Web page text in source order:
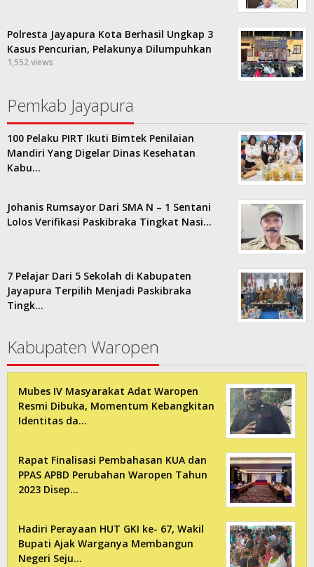
Polresta Jayapura Kota Berhasil Ungkap 3
Kasus Pencurian, Pelakunya Dilumpuhkan
1,552 views
Pemkab Jayapura
100 Pelaku PIRT Ikuti Bimtek Penilaian
Mandiri Yang Digelar Dinas Kesehatan
Kabu…
Johanis Rumsayor Dari SMA N – 1 Sentani
Lolos Verifikasi Paskibraka Tingkat Nasi…
7 Pelajar Dari 5 Sekolah di Kabupaten
Jayapura Terpilih Menjadi Paskibraka
Tingk…
Kabupaten Waropen
Mubes IV Masyarakat Adat Waropen
Resmi Dibuka, Momentum Kebangkitan
Identitas da…
Rapat Finalisasi Pembahasan KUA dan
PPAS APBD Perubahan Waropen Tahun
2023 Disep…
Hadiri Perayaan HUT GKI ke- 67, Wakil
Bupati Ajak Warganya Membangun
Negeri Seju…